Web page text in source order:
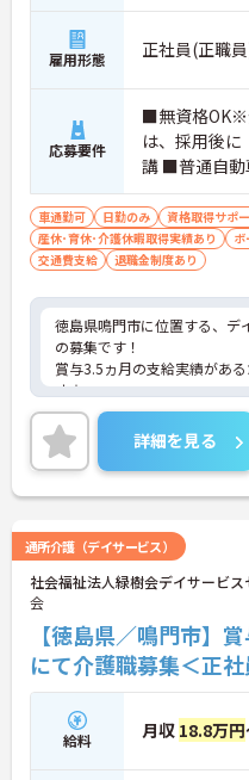
雇用形態 正社員(正職
応募要件
■無資格OK※
は、採用後
講 ■普通自動
験不問
車通勤可 日勤のみ 資格取得サポ
産休･育休･介護休暇取得実績あり
ボ
交通費支給
退職金制度あり
徳島県鳴門市に位置する、デ
の募集です！
賞与3.5ヵ月の支給実績があ
す☆
住宅手当がある為、生活面の
て長く勤務していただけます♪
また、マイカー通勤可能な
ご興味のある方には、面接対
に詳細をご案内しますのでお
詳細を見る
通所介護（デイサービス）
社会福祉法人緑樹会デイサービ
会
【徳島県／鳴門市】
にて介護職募集＜正社
給料 月収 18.8万円